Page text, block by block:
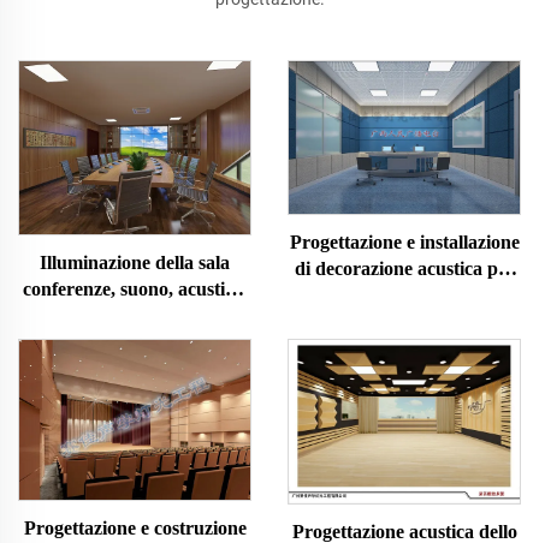
Illuminazione della sala
conferenze, suono, acustica,
installazione
Progettazione e installazione
di decorazione acustica per
Progettazione e costruzione
Progettazione acustica dello